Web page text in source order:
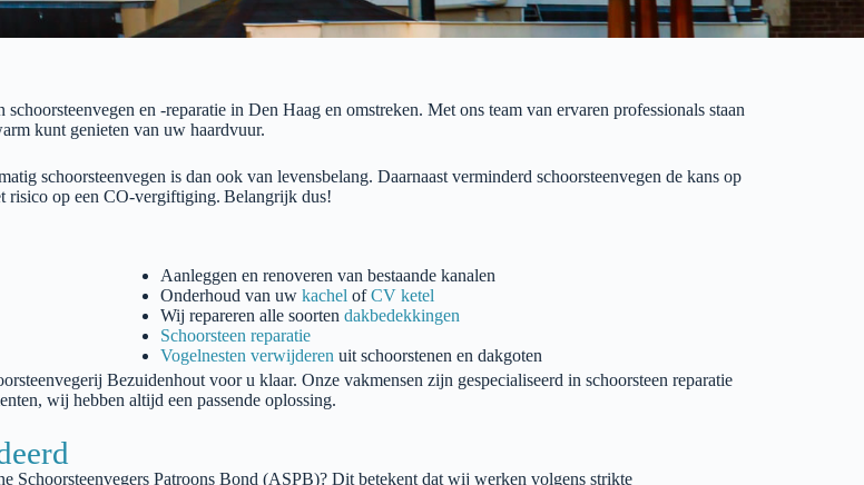
schoorsteenvegen en -reparatie in Den Haag en omstreken. Met ons team van ervaren professionals staan
kunt genieten van uw haardvuur.
schoorsteenvegen is dan ook van levensbelang. Daarnaast verminderd schoorsteenvegen de kans op
risico op een CO-vergiftiging. Belangrijk dus!
Aanleggen en renoveren van bestaande kanalen
Onderhoud van uw kachel ofCV ketel
Wij repareren alle soorten dakbedekkingen
Schoorsteen reparatie
Vogelnesten verwijderen uit schoorstenen en dakgoten
Bezuidenhout voor u klaar. Onze vakmensen zijn gespecialiseerd in schoorsteen reparatie
wij hebben altijd een passende oplossing.
Schoorsteenvegers Patroons Bond (ASPB)? Dit betekent dat wij werken volgens strikte